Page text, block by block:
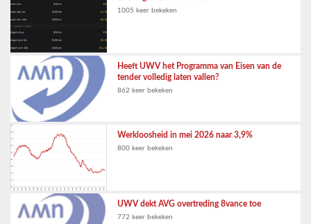
1005 keer bekeken
Heeft UWV het Programma van Eisen van de
tender volledig laten vallen?
862 keer bekeken
Werkloosheid in mei 2026 naar 3,9%
800 keer bekeken
UWV dekt AVG overtreding 8vance toe
772 keer bekeken